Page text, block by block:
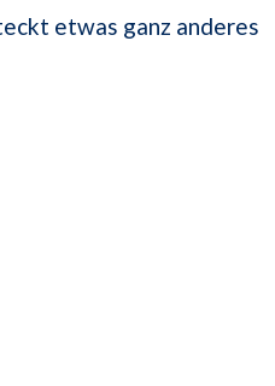
etwas ganz anderes